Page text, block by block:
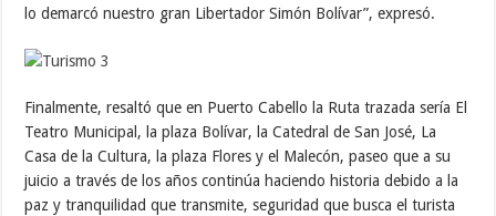
lo demarcó nuestro gran Libertador Simón Bolívar”, expresó.
Finalmente, resaltó que en Puerto Cabello la Ruta trazada sería El
Teatro Municipal, la plaza Bolívar, la Catedral de San José, La
Casa de la Cultura, la plaza Flores y el Malecón, paseo que a su
juicio a través de los años continúa haciendo historia debido a la
paz y tranquilidad que transmite, seguridad que busca el turista